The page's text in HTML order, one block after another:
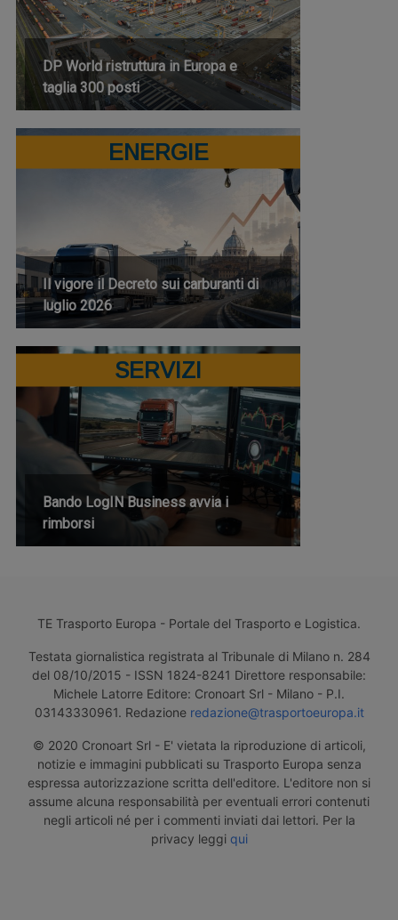
DP World ristruttura in Europa e
taglia 300 posti
ENERGIE
Il vigore il Decreto sui carburanti di
luglio 2026
SERVIZI
Bando LogIN Business avvia i
rimborsi
TE Trasporto Europa - Portale del Trasporto e Logistica.
Testata giornalistica registrata al Tribunale di Milano n. 284
del 08/10/2015 - ISSN 1824-8241 Direttore responsabile:
Michele Latorre Editore: Cronoart Srl - Milano - P.I.
03143330961. Redazione redazione@trasportoeuropa.it
© 2020 Cronoart Srl - E' vietata la riproduzione di articoli,
notizie e immagini pubblicati su Trasporto Europa senza
espressa autorizzazione scritta dell'editore. L'editore non si
assume alcuna responsabilità per eventuali errori contenuti
negli articoli né per i commenti inviati dai lettori. Per la
privacy leggi qui